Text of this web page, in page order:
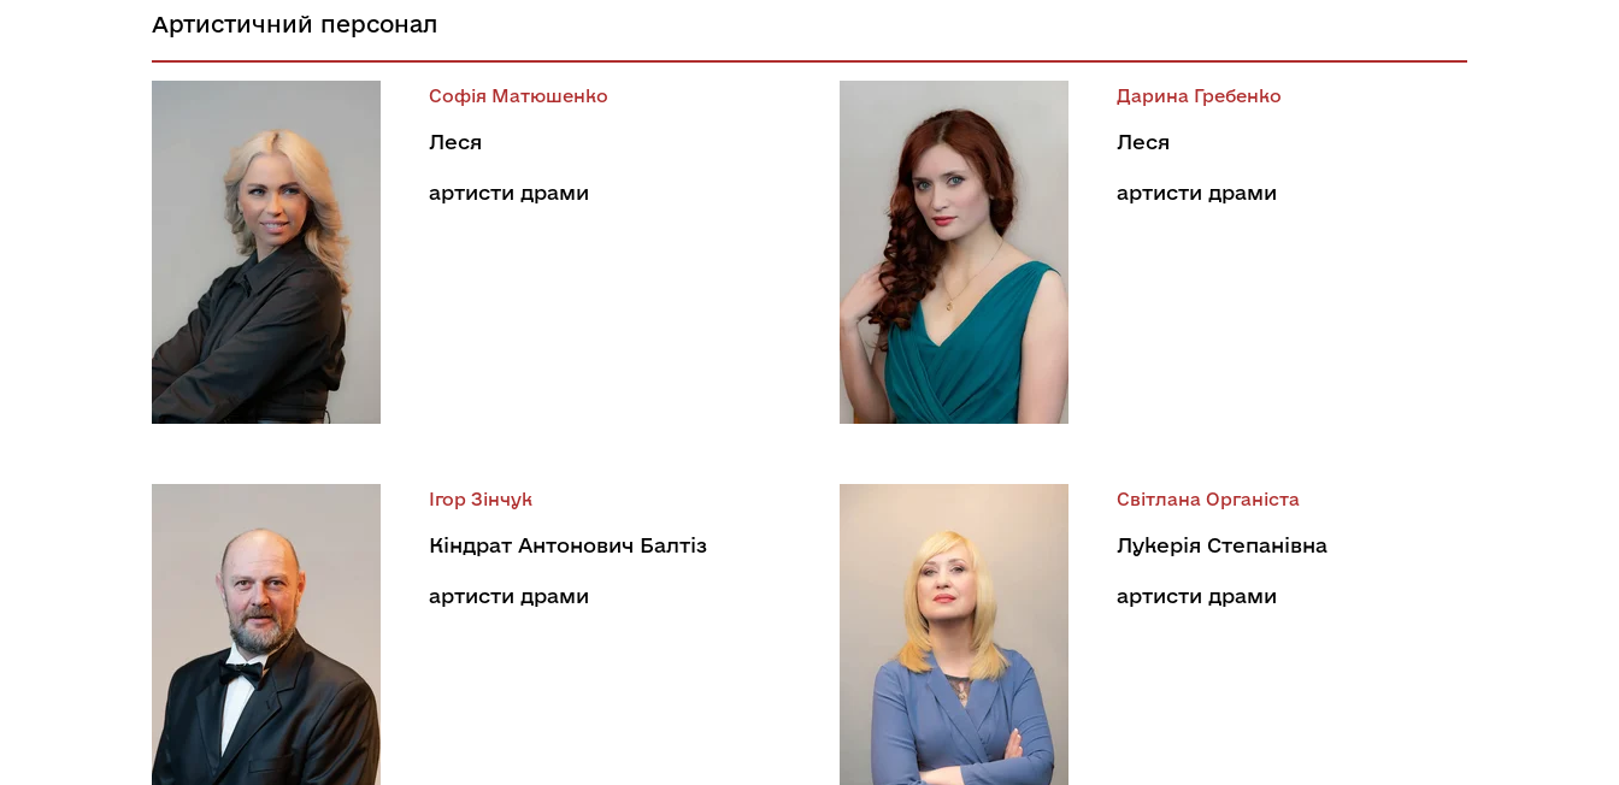
Артистичний персонал
Софія Матюшенко
Леся
артисти драми
Дарина Гребенко
Леся
артисти драми
Ігор Зінчук
Кіндрат Антонович Балтіз
артисти драми
Світлана Органіста
Лукерія Степанівна
артисти драми